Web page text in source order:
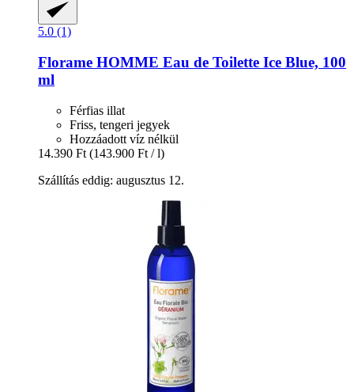
5.0 (1)
Florame HOMME Eau de Toilette Ice Blue, 100
ml
Férfias illat
Friss, tengeri jegyek
Hozzáadott víz nélkül
14.390 Ft (143.900 Ft / l)
Szállítás eddig: augusztus 12.